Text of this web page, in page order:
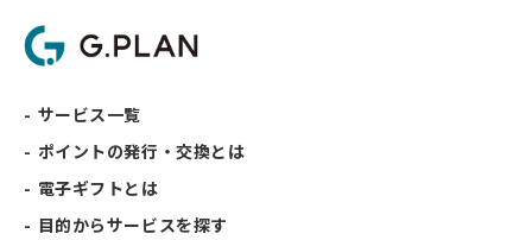
サービス一覧
ポイントの発行・交換とは
電子ギフトとは
目的からサービスを探す